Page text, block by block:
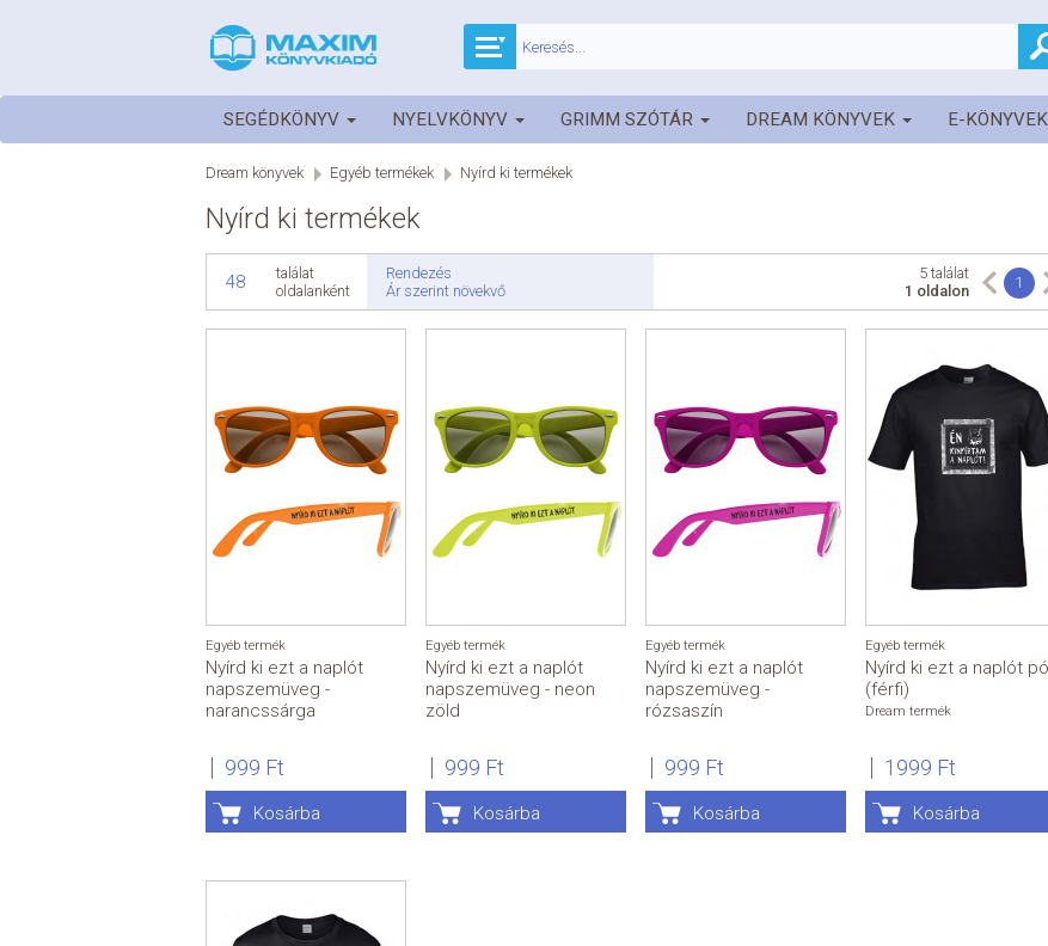
SEGÉDKÖNYV NYELVKÖNYV GRIMM SZÓTÁR DREAM KÖNYVEK E-KÖNYVEK
Dream könyvek Egyéb termékek Nyírd ki termékek
Nyírd ki termékek
48
találat
oldalanként
Rendezés
Ár szerint növekvő
1
5 találat
1 oldalon
Egyéb termék
Nyírd ki ezt a naplót
napszemüveg -
narancssárga
999 Ft
Kosárba
Egyéb termék
Nyírd ki ezt a naplót
napszemüveg - neon
zöld
999 Ft
Kosárba
Egyéb termék
Nyírd ki ezt a naplót
napszemüveg -
rózsaszín
999 Ft
Kosárba
Egyéb termék
Nyírd ki ezt a naplót
(férfi)
Dream termék
1999 Ft
Kosárba